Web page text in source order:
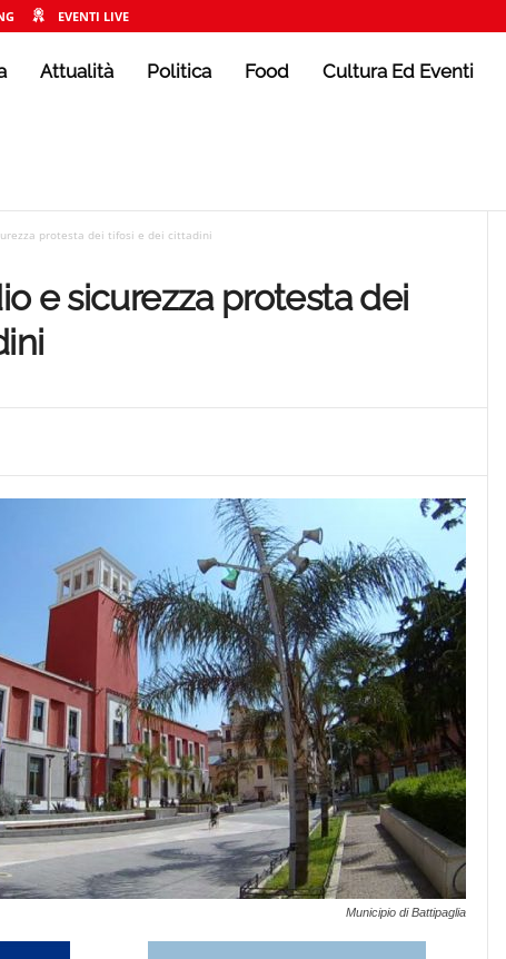
EVENTI LIVE
Attualità Politica Food Cultura Ed Eventi
protesta dei tifosi e dei cittadini
e sicurezza protesta dei
Municipio di Battipaglia